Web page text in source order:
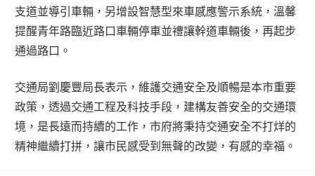
支道並導引車輛，另增設智慧型來車感應警示系統，溫馨
提醒青年路臨近路口車輛停車並禮讓幹道車輛後，再起步
通過路口。
交通局劉慶豐局長表示，維護交通安全及順暢是本市重要
政策，透過交通工程及科技手段，建構友善安全的交通環
境，是長遠而持續的工作，市府將秉持交通安全不打烊的
精神繼續打拼，讓市民感受到無聲的改變，有感的幸福。